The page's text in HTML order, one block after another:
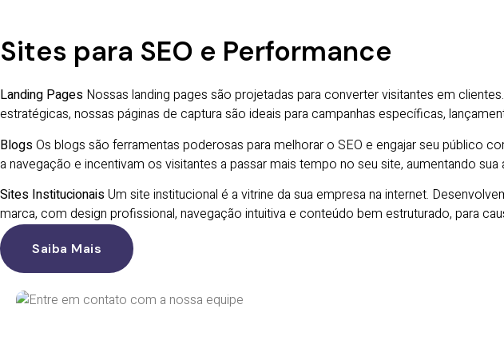
Sites para SEO e Performance
Landing Pages Nossas landing pages são projetadas para converter visitantes em
estratégicas, nossas páginas de captura são ideais para campanhas específicas,
BlogsOs blogs são ferramentas poderosas para melhorar o SEO e engajar seu público
a navegação e incentivam os visitantes a passar mais tempo no seu site, aumentando
Sites InstitucionaisUm site institucional é a vitrine da sua empresa na internet.
marca, com design profissional, navegação intuitiva e conteúdo bem estruturado, para
Saiba Mais